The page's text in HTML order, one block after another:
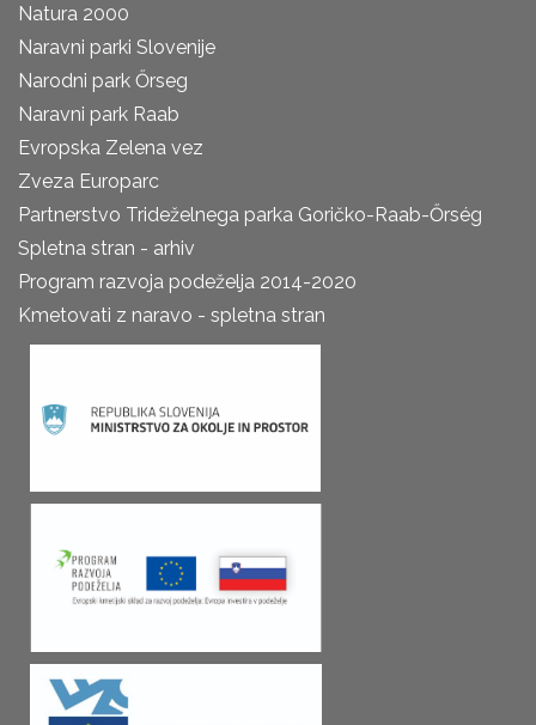
Natura 2000
Naravni parki Slovenije
Narodni park Őrseg
Naravni park Raab
Evropska Zelena vez
Zveza Europarc
Partnerstvo Trideželnega parka Goričko-Raab-Őrség
Spletna stran - arhiv
Program razvoja podeželja 2014-2020
Kmetovati z naravo - spletna stran